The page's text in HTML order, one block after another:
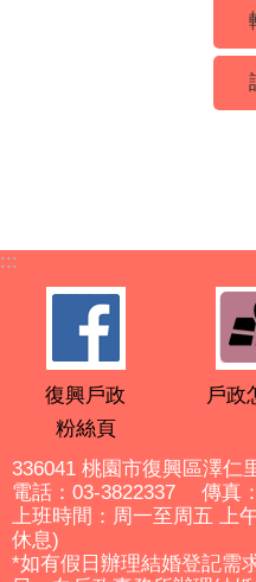
:::
復興戶政
粉絲頁
戶政
336041 桃園市復興區澤仁
電話：03-3822337 傳真
上班時間：周一至周五 上
休息)
*如有假日辦理結婚登記需